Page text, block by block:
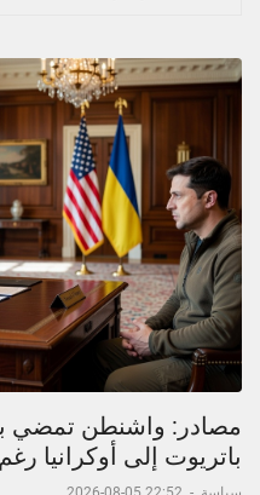
مصادر: واشنطن تمضي
باتريوت إلى أوكرانيا